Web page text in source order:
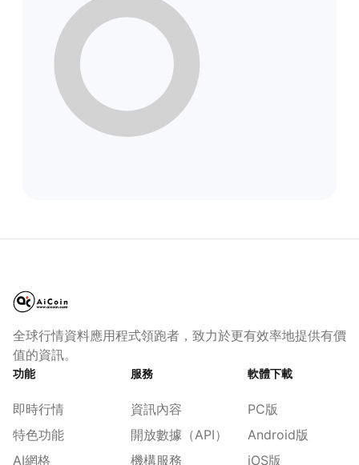
全球行情資料應用程式領跑者，致力於更有效率地提供有價
值的資訊。
功能
即時行情
特色功能
AI網格
服務
資訊內容
開放數據（API）
機構服務
軟體下載
PC版
Android版
iOS版